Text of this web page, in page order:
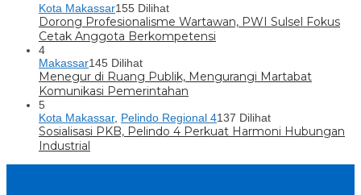
Kota Makassar155 Dilihat
Dorong Profesionalisme Wartawan, PWI Sulsel Fokus
Cetak Anggota Berkompetensi
4
Makassar145 Dilihat
Menegur di Ruang Publik, Mengurangi Martabat
Komunikasi Pemerintahan
5
Kota Makassar, Pelindo Regional 4137 Dilihat
Sosialisasi PKB, Pelindo 4 Perkuat Harmoni Hubungan
Industrial